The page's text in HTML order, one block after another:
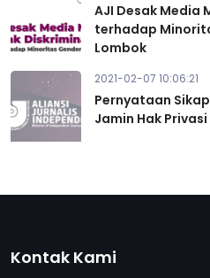
AJI Desak Media
terhadap
Lombok
2021-02-07 10:06:21
Pernyataan Sikap
Jamin Hak
Kontak Kami